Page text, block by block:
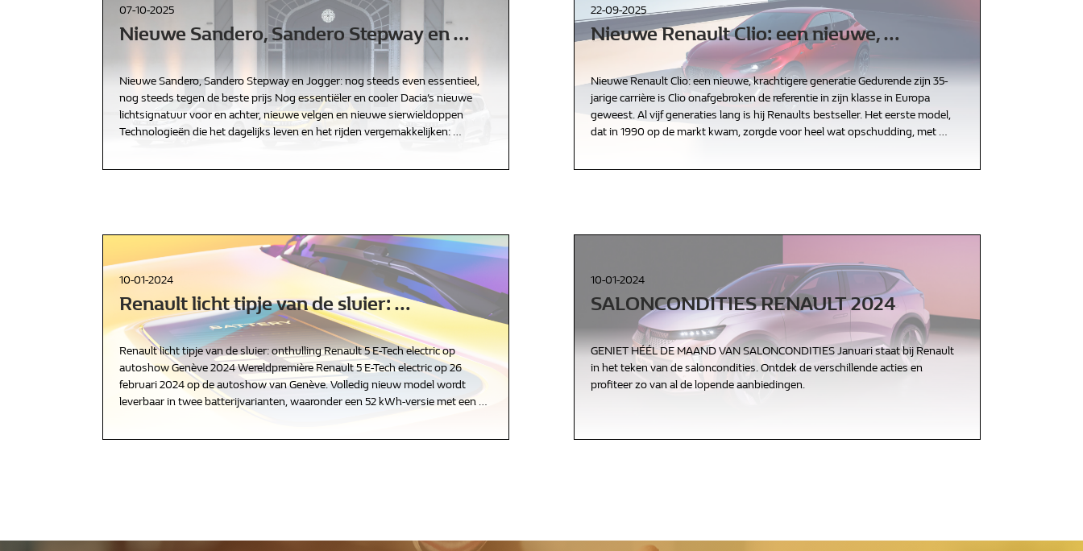
Tweedehands wagens
Stock wagens
Rema Carrosserie
Contact
07-10-2025
Nieuwe Sandero, Sandero Stepway en…
Nieuwe Sandero, Sandero Stepway en Jogger: nog steeds even essentieel,
nog steeds tegen de beste prijs Nog essentiëler en cooler Dacia’s nieuwe
lichtsignatuur voor en achter, nieuwe velgen en nieuwe sierwieldoppen
Technologieën die het dagelijks leven en het rijden vergemakkelijken: …
22-09-2025
Nieuwe Renault Clio: een nieuwe,…
Nieuwe Renault Clio: een nieuwe, krachtigere generatie Gedurende zijn 35-
jarige carrière is Clio onafgebroken de referentie in zijn klasse in Europa
geweest. Al vijf generaties lang is hij Renaults bestseller. Het eerste model,
dat in 1990 op de markt kwam, zorgde voor heel wat opschudding, met …
10-01-2024
Renault licht tipje van de sluier:…
Renault licht tipje van de sluier: onthulling Renault 5 E-Tech electric op
autoshow Genève 2024 Wereldpremière Renault 5 E-Tech electric op 26
februari 2024 op de autoshow van Genève. Volledig nieuw model wordt
leverbaar in twee batterijvarianten, waaronder een 52 kWh-versie met een …
10-01-2024
SALONCONDITIES RENAULT 2024
GENIET HÉÉL DE MAAND VAN SALONCONDITIES Januari staat bij Renault
in het teken van de saloncondities. Ontdek de verschillende acties en
profiteer zo van al de lopende aanbiedingen.